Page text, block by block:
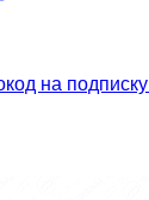
на подписку